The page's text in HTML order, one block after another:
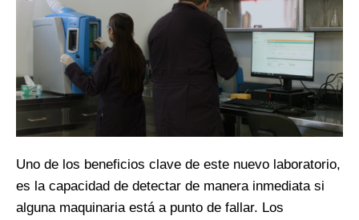
Uno de los beneficios clave de este nuevo laboratorio,
es la capacidad de detectar de manera inmediata si
alguna maquinaria está a punto de fallar. Los